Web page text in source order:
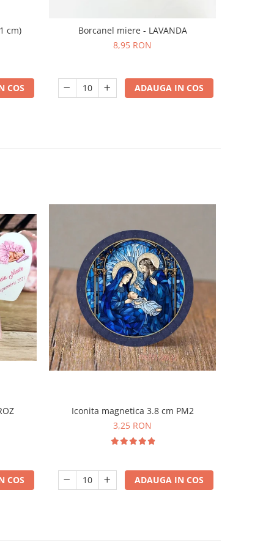
cm)
COS
Borcanel miere - LAVANDA
8,95 RON
ADAUGA IN COS
COS
Iconita magnetica 3.8 cm PM2
3,25 RON
ADAUGA IN COS